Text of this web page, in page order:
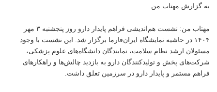
به گزارش مهتاب من
مهتاب من
: نشست هم‌اندیشی فراهم پایدار دارو روز پنجشنبه ۳ مهر
۱۴۰۴ در حاشیه نمایشگاه ایران‌فارما برگزار شد. این نشست با وجود
مسئولان ارشد نظام سلامت، نمایندگان دانشگاه‌های علوم پزشکی،
شرکت‌های پخش و تولیدکنندگان دارو به بازدید چالش‌ها و راهکارهای
فراهم مستمر و پایدار دارو در سرزمین تعلق داشت.